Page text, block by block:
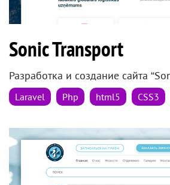
Sonic Transport
Разработка и создание сайта
Laravel Php html5 CSS3